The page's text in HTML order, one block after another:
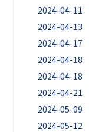
2024-04-11
2024-04-13
2024-04-17
2024-04-18
2024-04-18
2024-04-21
2024-05-09
2024-05-12